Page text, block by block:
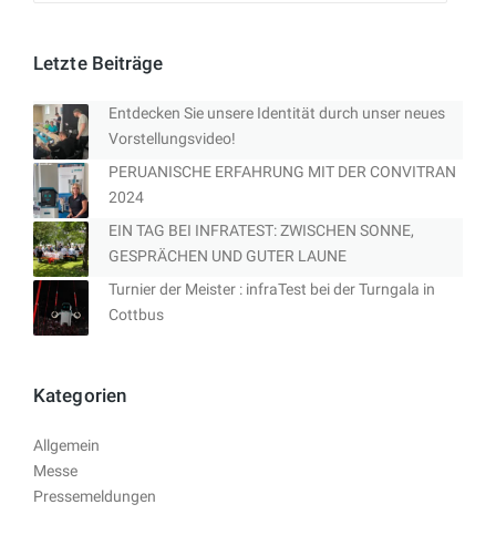
Letzte Beiträge
Entdecken Sie unsere Identität durch unser neues
Vorstellungsvideo!
PERUANISCHE ERFAHRUNG MIT DER CONVITRAN
2024
EIN TAG BEI INFRATEST: ZWISCHEN SONNE,
GESPRÄCHEN UND GUTER LAUNE
Turnier der Meister : infraTest bei der Turngala in
Cottbus
Kategorien
Allgemein
Messe
Pressemeldungen